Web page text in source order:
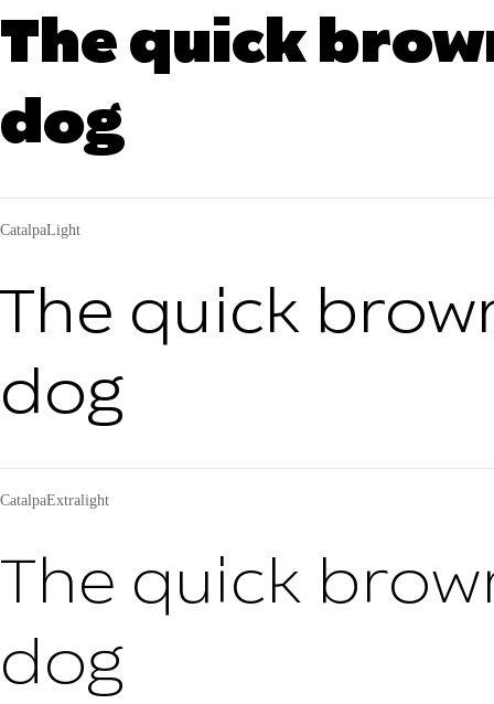
The quick
dog
CatalpaLight
The quick
dog
CatalpaExtralight
The quick
dog